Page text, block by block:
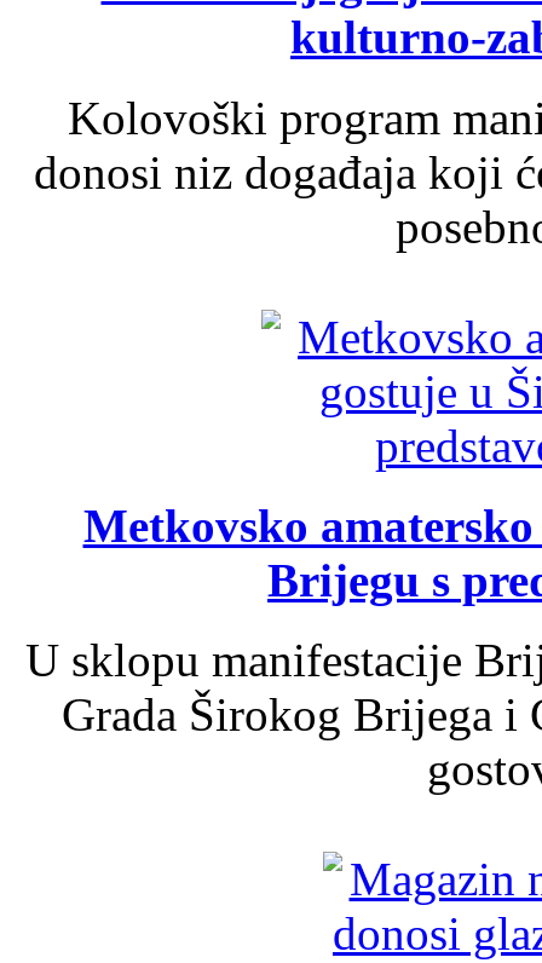
kulturno-
Kolovoški program
donosi niz događaja koji
Metkovsko
Brijegu s
U sklopu manifestacije
Grada Širokog Brijega